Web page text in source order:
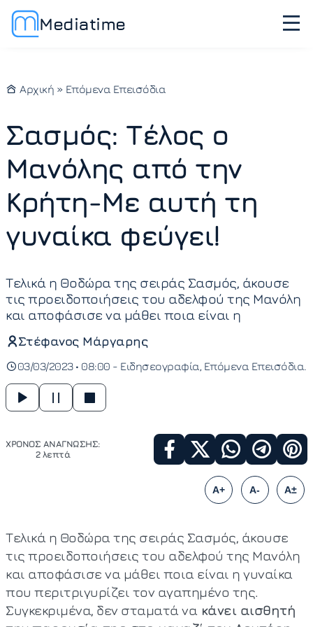
Mediatime
Αρχική » Επόμενα Επεισόδια
Σασμός: Τέλος ο
Μανόλης από την
Κρήτη-Με αυτή τη
γυναίκα φεύγει!
Τελικά η Θοδώρα της σειράς Σασμός, άκουσε
τις προειδοποιήσεις του αδελφού της Μανόλη
και αποφάσισε να μάθει ποια είναι η
Στέφανος Μάργαρης
03/03/2023 • 08:00 - Ειδησεογραφία Επόμενα Επεισόδια
ΧΡΟΝΟΣ ΑΝΑΓΝΩΣΗΣ:
2 λεπτά
A+ A- A±
Τελικά η Θοδώρα της σειράς Σασμός, άκουσε
τις προειδοποιήσεις του αδελφού της Μανόλη
και αποφάσισε να μάθει ποια είναι η γυναίκα
που περιτριγυρίζει τον αγαπημένο της.
Συγκεκριμένα, δεν σταματά να κάνει αισθητή